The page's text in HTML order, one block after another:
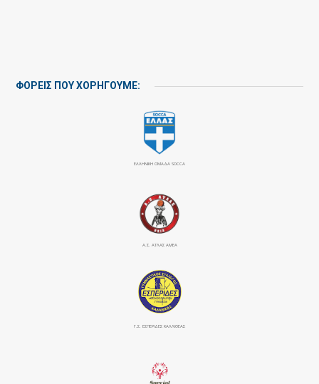
ΦΟΡΕΙΣ ΠΟΥ ΧΟΡΗΓΟΥΜΕ:
ΕΛΛΗΝΙΚΗ ΟΜΑΔΑ SOCCA
Α.Σ. ΑΤΛΑΣ ΑΜΕΑ
Γ.Σ. ΕΣΠΕΡΙΔΕΣ ΚΑΛΛΙΘΕΑΣ